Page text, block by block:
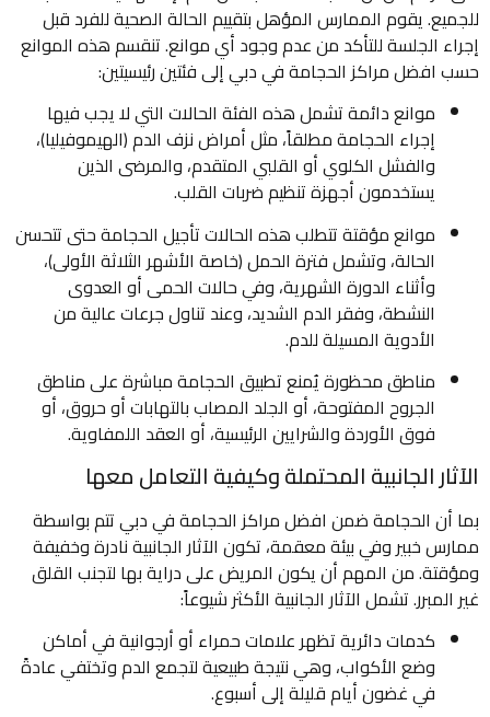
للجميع. يقوم الممارس المؤهل بتقييم الحالة الصحية للفرد قبل
إجراء الجلسة للتأكد من عدم وجود أي موانع. تنقسم هذه الموانع
حسب افضل مراكز الحجامة في دبي إلى فئتين رئيسيتين:
موانع دائمة تشمل هذه الفئة الحالات التي لا يجب فيها
إجراء الحجامة مطلقاً، مثل أمراض نزف الدم (الهيموفيليا)،
والفشل الكلوي أو القلبي المتقدم، والمرضى الذين
يستخدمون أجهزة تنظيم ضربات القلب.
موانع مؤقتة تتطلب هذه الحالات تأجيل الحجامة حتى تتحسن
الحالة، وتشمل فترة الحمل (خاصة الأشهر الثلاثة الأولى)،
وأثناء الدورة الشهرية، وفي حالات الحمى أو العدوى
النشطة، وفقر الدم الشديد، وعند تناول جرعات عالية من
الأدوية المسيلة للدم.
مناطق محظورة يُمنع تطبيق الحجامة مباشرة على مناطق
الجروح المفتوحة، أو الجلد المصاب بالتهابات أو حروق، أو
فوق الأوردة والشرايين الرئيسية، أو العقد اللمفاوية.
الآثار الجانبية المحتملة وكيفية التعامل معها
بما أن الحجامة ضمن افضل مراكز الحجامة في دبي تتم بواسطة
ممارس خبير وفي بيئة معقمة، تكون الآثار الجانبية نادرة وخفيفة
ومؤقتة. من المهم أن يكون المريض على دراية بها لتجنب القلق
غير المبرر. تشمل الآثار الجانبية الأكثر شيوعاً:
كدمات دائرية تظهر علامات حمراء أو أرجوانية في أماكن
وضع الأكواب، وهي نتيجة طبيعية لتجمع الدم وتختفي عادةً
في غضون أيام قليلة إلى أسبوع.